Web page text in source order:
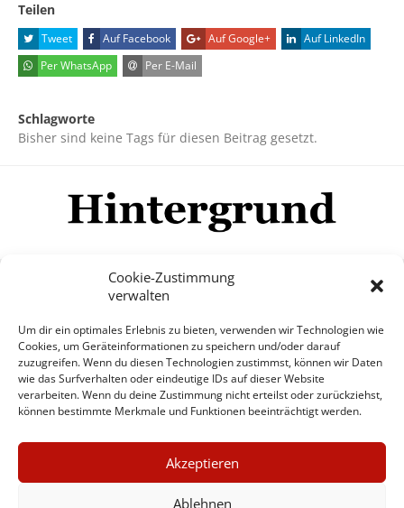
Cookie-Zustimmung
verwalten
Um dir ein optimales Erlebnis zu bieten, verwenden wir Technologien wie
Cookies, um Geräteinformationen zu speichern und/oder darauf
zuzugreifen. Wenn du diesen Technologien zustimmst, können wir Daten
wie das Surfverhalten oder eindeutige IDs auf dieser Website
verarbeiten. Wenn du deine Zustimmung nicht erteilst oder zurückziehst,
können bestimmte Merkmale und Funktionen beeinträchtigt werden.
Akzeptieren
Ablehnen
Teilen
Tweet Auf Facebook Auf Google+
Auf LinkedIn
Per WhatsApp
Per E-Mail
Schlagworte
Bisher sind keine Tags für diesen Beitrag gesetzt.
Mehr
© Copyright Hintergrund.de, 2015 - 2026
Zum Newsletter jetzt kostenlos
anmelden
erscheint ca. alle 4 Wochen
×